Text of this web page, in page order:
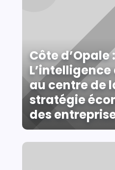
Côte d’Opale :
au centre de
stratégie
des